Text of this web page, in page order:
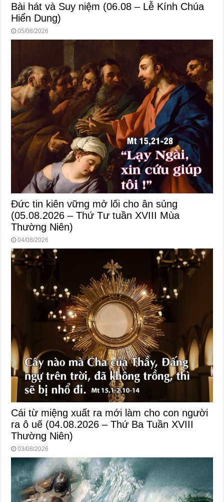
Bài hát và Suy niệm (06.08 – Lễ Kính Chúa
Hiển Dung)
05/08/2026
Đức tin kiên vững mở lối cho ân sủng
(05.08.2026 – Thứ Tư tuần XVIII Mùa
Thường Niên)
04/08/2026
Cái từ miệng xuất ra mới làm cho con người
ra ô uế (04.08.2026 – Thứ Ba Tuần XVIII
Thường Niên)
03/08/2026